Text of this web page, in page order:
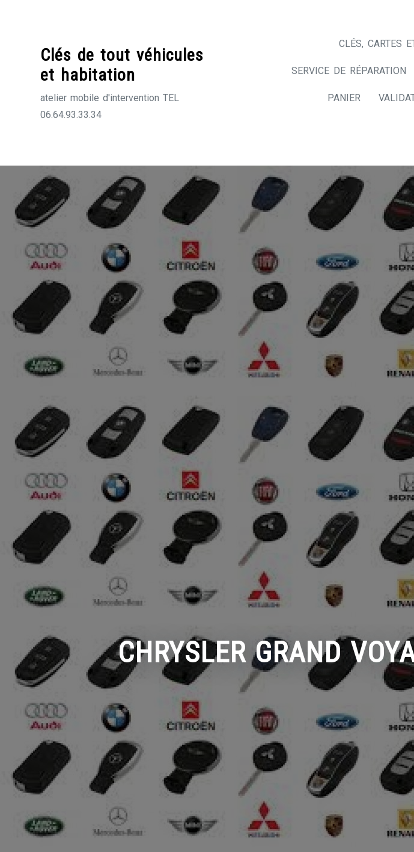
Clés de tout véhicules
et habitation
atelier mobile d'intervention TEL
06.64.93.33.34
CLÉS, CARTES
SERVICE DE RÉPARATION
PANIER
CHRYSLER GRAND